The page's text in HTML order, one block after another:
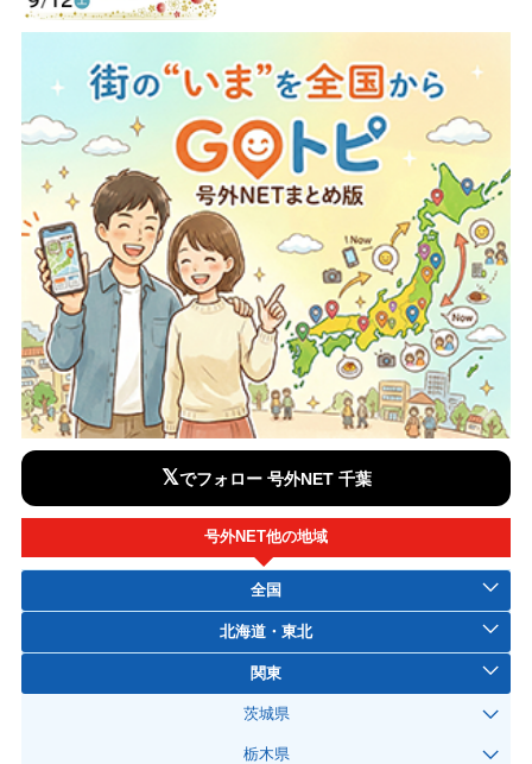
𝕏でフォロー 号外NET 千葉
号外NET他の地域
全国
北海道・東北
関東
茨城県
栃木県